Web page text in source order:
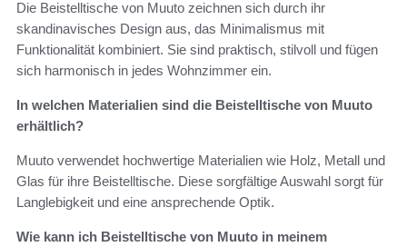
Die Beistelltische von Muuto zeichnen sich durch ihr
skandinavisches Design aus, das Minimalismus mit
Funktionalität kombiniert. Sie sind praktisch, stilvoll und fügen
sich harmonisch in jedes Wohnzimmer ein.
In welchen Materialien sind die Beistelltische von Muuto
erhältlich?
Muuto verwendet hochwertige Materialien wie Holz, Metall und
Glas für ihre Beistelltische. Diese sorgfältige Auswahl sorgt für
Langlebigkeit und eine ansprechende Optik.
Wie kann ich Beistelltische von Muuto in meinem